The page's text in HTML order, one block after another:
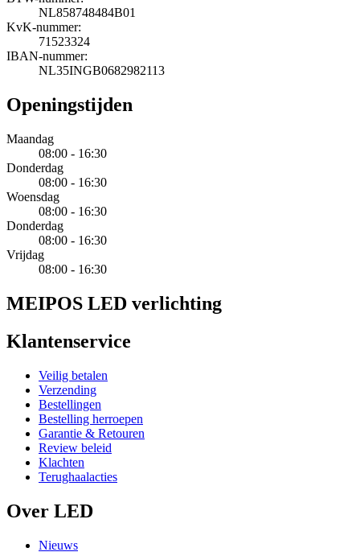
NL858748484B01
KvK-nummer:
71523324
IBAN-nummer:
NL35INGB0682982113
Openingstijden
Maandag
08:00 - 16:30
Donderdag
08:00 - 16:30
Woensdag
08:00 - 16:30
Donderdag
08:00 - 16:30
Vrijdag
08:00 - 16:30
MEIPOS LED verlichting
Klantenservice
Veilig betalen
Verzending
Bestellingen
Bestelling herroepen
Garantie & Retouren
Review beleid
Klachten
Terughaalacties
Over LED
Nieuws